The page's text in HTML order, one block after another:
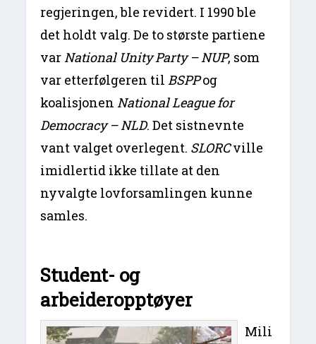
regjeringen, ble revidert. I 1990 ble
det holdt valg. De to største partiene
varNational Unity Party – NUP, som
var etterfølgeren tilBSPPog
koalisjonenNational League for
Democracy – NLD. Det sistnevnte
vant valget overlegent. SLORCville
imidlertid ikke tillate at den
nyvalgte lovforsamlingen kunne
samles.
Student- og
arbeideropptøyer
Mili